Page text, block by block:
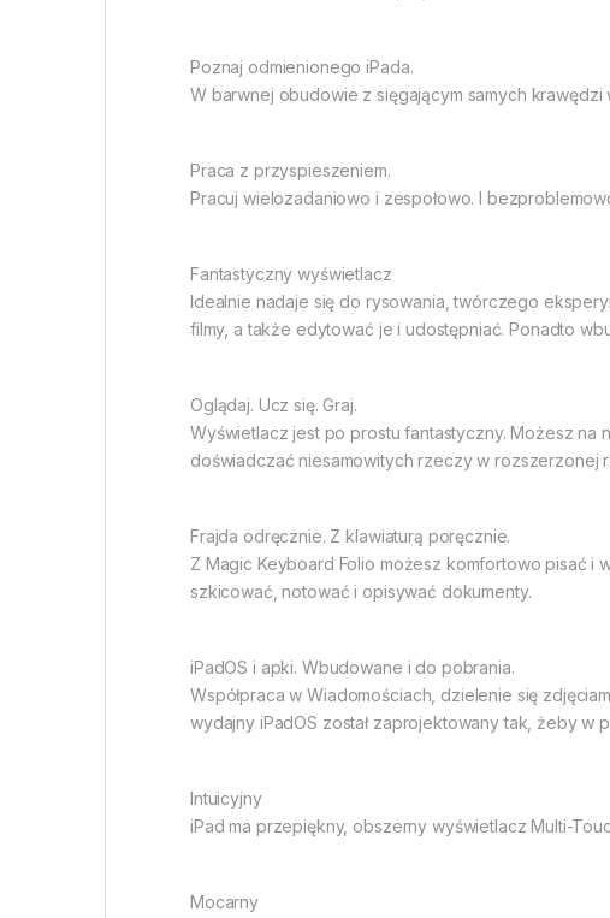
Poznaj odmienionego iPada.
W barwnej obudowie z sięgającym samych krawędzi
Praca z przyspie­szeniem.
Pracuj wielozadaniowo i zespołowo. I
Fantastyczny wyświetlacz
Idealnie nadaje się do rysowania, twórczego
filmy, a także edytować je i udostępniać. Ponadto
Oglądaj. Ucz się. Graj.
Wyświetlacz jest po prostu fantastyczny. Możesz na
doświadczać niesamowitych rzeczy w rozszerzonej
Frajda odręcznie. Z klawiaturą poręcznie.
Z Magic Keyboard Folio możesz komfortowo pisać
szkicować, notować i opisywać dokumenty.
iPadOS i apki. Wbudowane i do pobrania.
Współpraca w Wiadomościach, dzielenie się
wydajny iPadOS został zaprojektowany tak, żeby w
Intuicyjny
iPad ma przepiękny, obszerny wyświetlacz Multi-
Mocarny